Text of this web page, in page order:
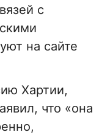
с
на сайте
Хартии,
что «она